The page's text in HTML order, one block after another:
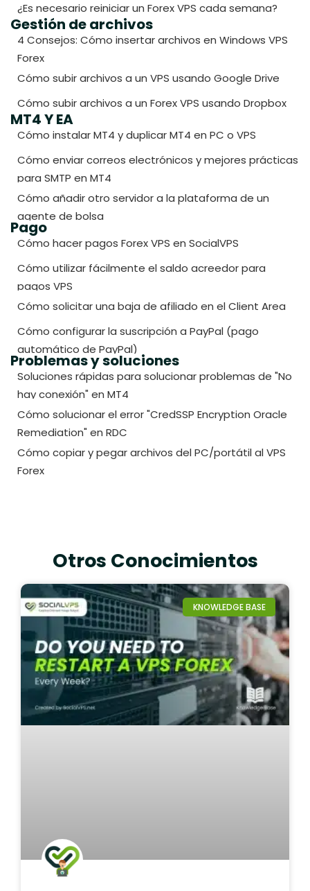
¿Es necesario reiniciar un Forex VPS cada semana?
Gestión de archivos
4 Consejos: Cómo insertar archivos en Windows VPS
Forex
Cómo subir archivos a un VPS usando Google Drive
Cómo subir archivos a un Forex VPS usando Dropbox
MT4 Y EA
Cómo instalar MT4 y duplicar MT4 en PC o VPS
Cómo enviar correos electrónicos y mejores prácticas
para SMTP en MT4
Cómo añadir otro servidor a la plataforma de un
agente de bolsa
Pago
Cómo hacer pagos Forex VPS en SocialVPS
Cómo utilizar fácilmente el saldo acreedor para
pagos VPS
Cómo solicitar una baja de afiliado en el Client Area
Cómo configurar la suscripción a PayPal (pago
automático de PayPal)
Problemas y soluciones
Soluciones rápidas para solucionar problemas de "No
hay conexión" en MT4
Cómo solucionar el error "CredSSP Encryption Oracle
Remediation" en RDC
Cómo copiar y pegar archivos del PC/portátil al VPS
Forex
Otros Conocimientos
KNOWLEDGE BASE